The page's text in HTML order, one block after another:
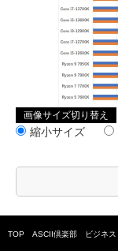
画像サイズ切り替え
縮小サイズ
TOP ASCII倶楽部 ビジネス